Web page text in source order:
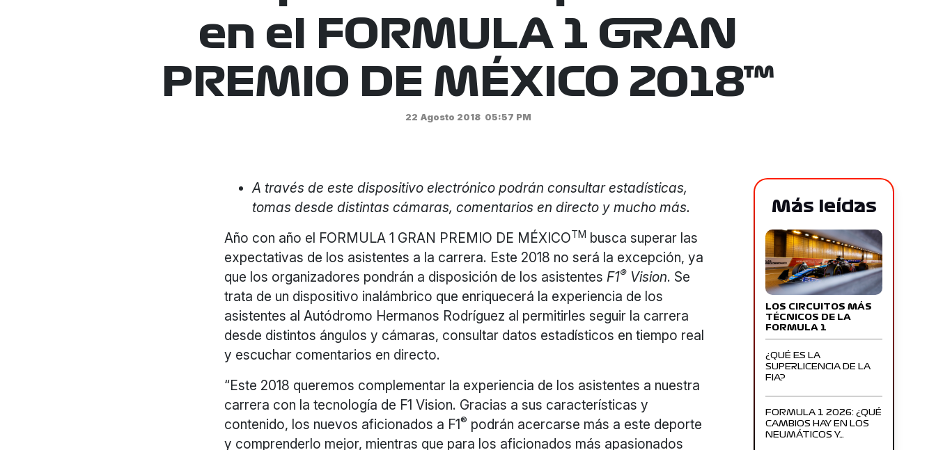
en el FORMULA 1 GRAN
PREMIO DE MÉXICO 2018™
22 Agosto 2018 05:57 PM
A través de este dispositivo electrónico podrán consultar estadísticas,
tomas desde distintas cámaras, comentarios en directo y mucho más.
Año con año el FORMULA 1 GRAN PREMIO DE MÉXICOTM busca superar las
expectativas de los asistentes a la carrera. Este 2018 no será la excepción, ya
que los organizadores pondrán a disposición de los asistentesF1® Vision. Se
trata de un dispositivo inalámbrico que enriquecerá la experiencia de los
asistentes al Autódromo Hermanos Rodríguez al permitirles seguir la carrera
desde distintos ángulos y cámaras, consultar datos estadísticos en tiempo real
y escuchar comentarios en directo.
“Este 2018 queremos complementar la experiencia de los asistentes a nuestra
carrera con la tecnología de F1 Vision. Gracias a sus características y
contenido, los nuevos aficionados a F1® podrán acercarse más a este deporte
y comprenderlo mejor, mientras que para los aficionados más apasionados
Más leídas
LOS CIRCUITOS MÁS
TÉCNICOS DE LA
FORMULA 1
¿QUÉ ES LA
SUPERLICENCIA DE LA
FIA?
FORMULA 1 2026: ¿QUÉ
CAMBIOS HAY EN LOS
NEUMÁTICOS Y…